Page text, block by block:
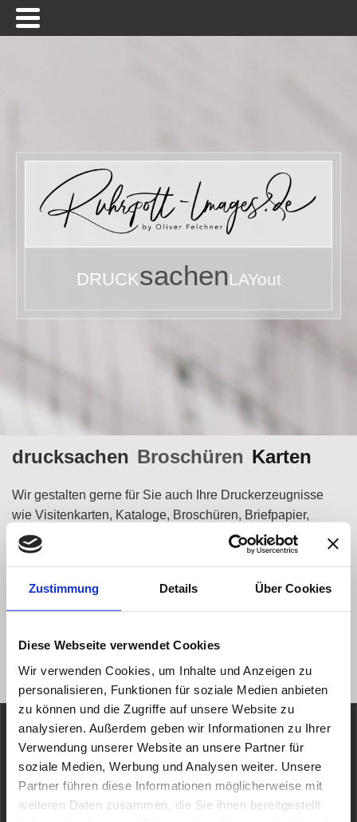
Zustimmung Details Über Cookies
Diese Webseite verwendet Cookies
Wir verwenden Cookies, um Inhalte und Anzeigen zu
personalisieren, Funktionen für soziale Medien anbieten
zu können und die Zugriffe auf unsere Website zu
analysieren. Außerdem geben wir Informationen zu Ihrer
Verwendung unserer Website an unsere Partner für
soziale Medien, Werbung und Analysen weiter. Unsere
Partner führen diese Informationen möglicherweise mit
weiteren Daten zusammen, die Sie ihnen bereitgestellt
DRUCKsachenLAYout
drucksachen Broschüren Karten
Wir gestalten gerne für Sie auch Ihre Druckerzeugnisse
wie Visitenkarten, Kataloge, Broschüren, Briefpapier,
Karten, Poster, Banner etc. es sind im Druckbereich viele
Produkte möglich.
Von der Gestaltung über die Druckfreigabe bis zum fertigen
Produkt bei Ihnen vergeht in der Regel keine Woche. Der
Bei Interesse fragen Sie einfach an.
Ruhrpott-Images
by Oliver Felchner Fotografie
Oliver Felchner